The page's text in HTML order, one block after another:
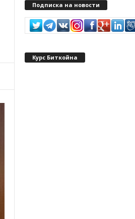
Подписка на новости
Курс Биткойна